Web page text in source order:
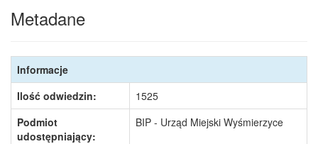
Metadane
Informacje
Ilość odwiedzin:
1525
Podmiot
udostępniający:
BIP - Urząd Miejski Wyśmierzyce